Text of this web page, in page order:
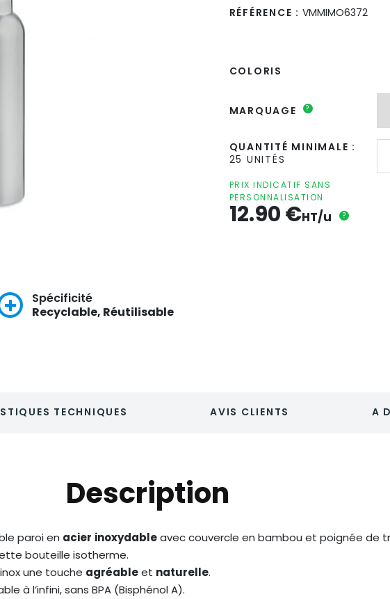
Spécificité
Recyclable, Réutilisable
RÉFÉRENCE : VMMIMO6372
COLORIS
MARQUAGE ?
QUANTITÉ MINIMALE :
25 UNITÉS
PRIX INDICATIF SANS
PERSONNALISATION
12.90€HT/u ?
TECHNIQUES AVIS CLIENTS A
Description
paroi en acier inoxydableavec couvercle en bambou et poignée de
bouteille isotherme.
une touche agréableet naturelle.
à l’infini, sans BPA (Bisphénol A).